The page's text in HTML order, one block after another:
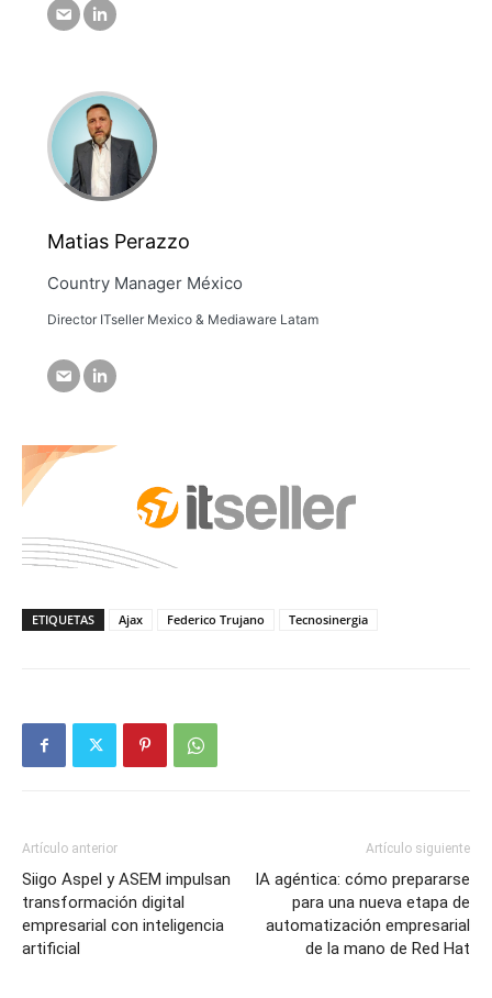
Matias Perazzo
Country Manager México
Director ITseller Mexico & Mediaware Latam
ETIQUETAS Ajax Federico Trujano Tecnosinergia
Artículo anterior
Siigo Aspel y ASEM impulsan
transformación digital
empresarial con inteligencia
artificial
Artículo siguiente
IA agéntica: cómo prepararse
para una nueva etapa de
automatización empresarial
de la mano de Red Hat